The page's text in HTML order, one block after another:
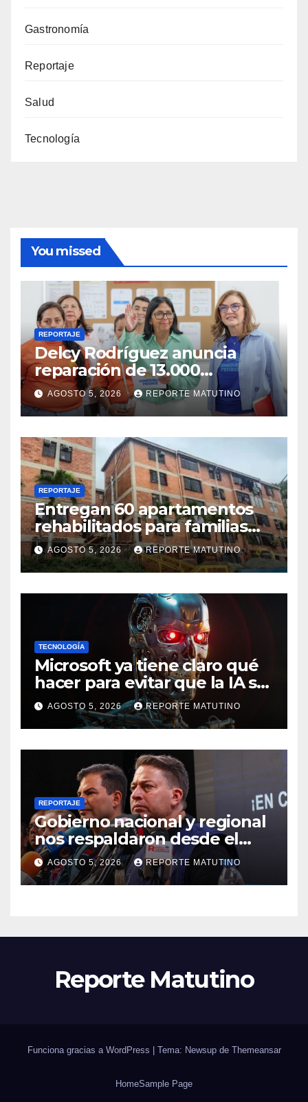
Gastronomía
Reportaje
Salud
Tecnología
You missed
REPORTAJE
Delcy Rodríguez anuncia
reparación de 13.000
viviendas afectadas por los
terremotos
AGOSTO 5, 2026 REPORTE MATUTINO
REPORTAJE
Entregan 60 apartamentos
rehabilitados para familias
del urbanismo Ana Victoria
en La Guaira
AGOSTO 5, 2026 REPORTE MATUTINO
TECNOLOGÍA
Microsoft ya tiene claro qué
hacer para evitar que la IA se
salga de control
AGOSTO 5, 2026 REPORTE MATUTINO
REPORTAJE
Gobierno nacional y regional
nos respaldaron desde el
primer momento tras
terremotos del 24J
AGOSTO 5, 2026 REPORTE MATUTINO
Reporte Matutino
Funciona gracias a WordPress Tema: Newsup de Themeansar
HomeSample Page